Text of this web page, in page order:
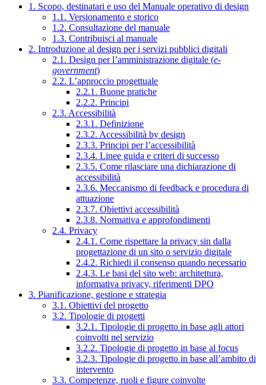
1. Scopo, destinatari e uso del Manuale operativo di design
1.1. Versionamento e storico
1.2. Consultazione del manuale
1.3. Contribuisci al manuale
2. Introduzione al design per i servizi pubblici digitali
2.1. Design per l’amministrazione digitale (e-
government)
2.2. L’approccio progettuale
2.2.1. Buone pratiche
2.2.2. Principi
2.3. Accessibilità
2.3.1. Definizione
2.3.2. Accessibilità by design
2.3.3. Principi per l’accessibilità
2.3.4. Linee guida e criteri di successo
2.3.5. Come rilasciare una dichiarazione di
accessibilità
2.3.6. Meccanismo di feedback e procedura di
attuazione
2.3.7. Obiettivi accessibilità
2.3.8. Normativa e approfondimenti
2.4. Privacy
2.4.1. Come rispettare la privacy sin dalla
progettazione di un sito o servizio digitale
2.4.2. Richiedi il consenso quando necessario
2.4.3. Le basi del sito web: architettura,
informativa privacy, riferimenti DPO
3. Pianificazione, gestione e strategia
3.1. Obiettivi del progetto
3.2. Tipologie di progetti
3.2.1. Tipologie di progetto in base agli attori
coinvolti nel servizio
3.2.2. Tipologie di progetto in base al focus
3.2.3. Tipologie di progetto in base all’ambito di
intervento
3.3. Competenze, ruoli e figure coinvolte